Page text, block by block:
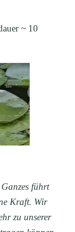
~ 10
führt
Kraft. Wir
zu unserer